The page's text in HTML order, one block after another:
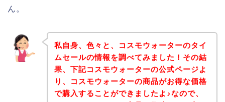
ん。
私自身、色々と、コスモウォーターのタイ
ムセールの情報を調べてみました！その結
果、下記コスモウォーターの公式ページよ
り、コスモウォーターの商品がお得な価格
で購入することができましたよ♪なので、